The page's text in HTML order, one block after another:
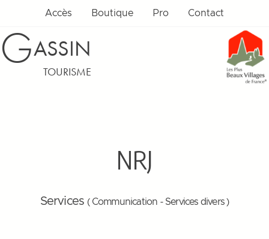
Accès Boutique Pro Contact
GASSIN
TOURISME
NRJ
Services ( Communication - Services divers )